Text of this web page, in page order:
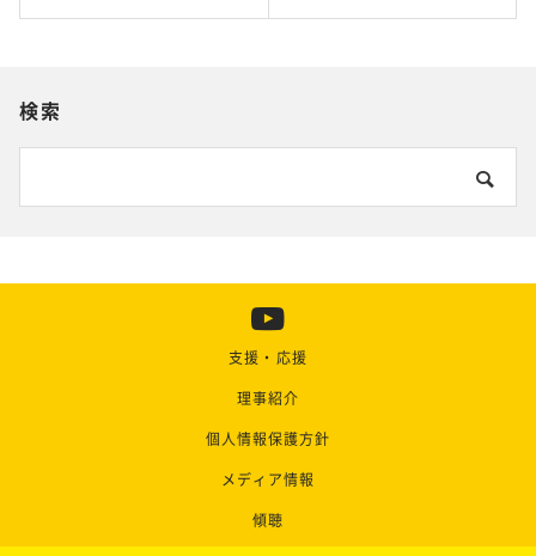
検索
支援・応援
理事紹介
個人情報保護方針
メディア情報
傾聴